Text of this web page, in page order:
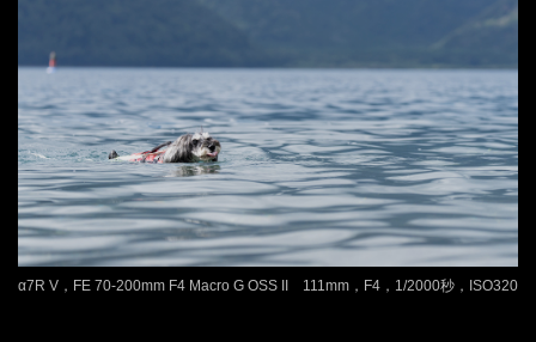
α7R V，FE 70-200mm F4 Macro G OSS II 111mm，F4，1/2000秒，ISO320